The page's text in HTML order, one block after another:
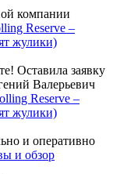
компании
Reserve –
жулики)
Оставила заявку
Валерьевич
Reserve –
жулики)
и оперативно
и обзор